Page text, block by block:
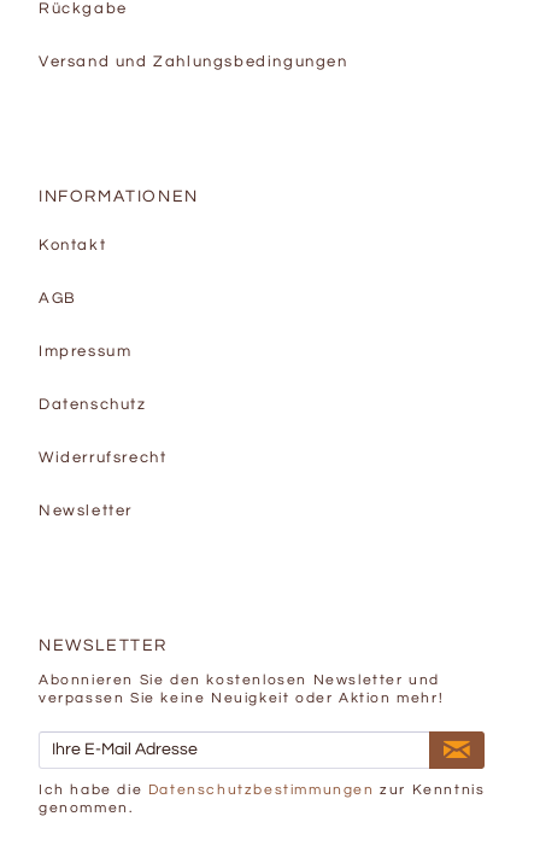
Rückgabe
Versand und Zahlungsbedingungen
INFORMATIONEN
Kontakt
AGB
Impressum
Datenschutz
Widerrufsrecht
Newsletter
NEWSLETTER
Abonnieren Sie den kostenlosen Newsletter und
verpassen Sie keine Neuigkeit oder Aktion mehr!
Ich habe die Datenschutzbestimmungen zur Kenntnis
genommen.